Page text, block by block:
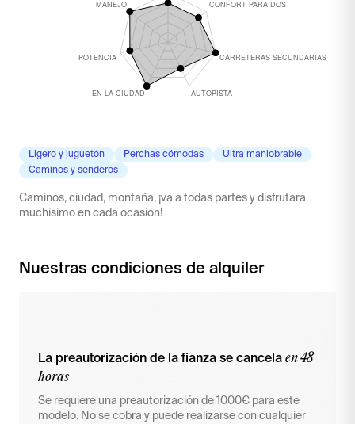
Ligero y juguetón Perchas cómodas
Ultra maniobrable
Caminos y senderos
Caminos, ciudad, montaña, ¡va a todas partes y disfrutará
muchísimo en cada ocasión!
Nuestras condiciones de alquiler
La preautorización de la fianza se cancela en 48
horas
Se requiere una preautorización de 1000€ para este
modelo. No se cobra y puede realizarse con cualquier